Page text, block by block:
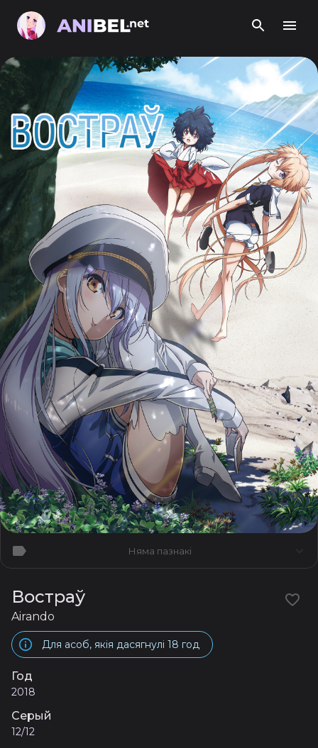
Няма пазнакі
Востраў
Airando
Для асоб, якія дасягнулі 18 год
Год
2018
Серый
12/12